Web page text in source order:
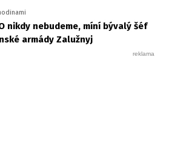
nikdy nebudeme, míní bývalý šéf
armády Zalužnyj